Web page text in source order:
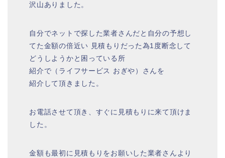
沢山ありました。
自分でネットで探した業者さんだと自分の予想し
てた金額の倍近い 見積もりだった為1度断念して
どうしようかと困っている所
紹介で（ライフサービス おぎや）さんを
紹介して頂きました。
お電話させて頂き、すぐに見積もりに来て頂けま
した。
金額も最初に見積もりをお願いした業者さんより